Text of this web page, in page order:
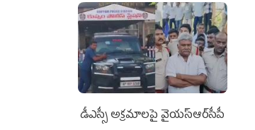
డీఎస్సీ అక్రమాలపై వైయ‌స్ఆర్‌సీపీ